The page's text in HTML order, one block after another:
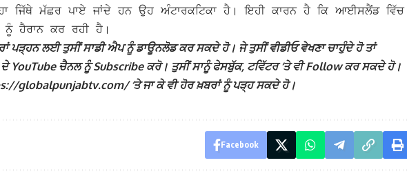
ਜਿੱਥੇ ਮੱਛਰ ਪਾਏ ਜਾਂਦੇ ਹਨ ਉਹ ਅੰਟਾਰਕਟਿਕਾ ਹੈ। ਇਹੀ ਕਾਰਨ ਹੈ ਕਿ ਆਈਸਲੈਂਡ ਵਿੱਚ
ਨੂੰ ਹੈਰਾਨ ਕਰ ਰਹੀ ਹੈ।
ਪੜ੍ਹਨ ਲਈ ਤੁਸੀਂ ਸਾਡੀ ਐਪ ਨੂੰ ਡਾਊਨਲੋਡ ਕਰ ਸਕਦੇ ਹੋ। ਜੇ ਤੁਸੀਂ ਵੀਡੀਓ ਵੇਖਣਾ ਚਾਹੁੰਦੇ ਹੋ ਤਾਂ
YouTube ਚੈਨਲ ਨੂੰ Subscribe ਕਰੋ। ਤੁਸੀਂ ਸਾਨੂੰ ਫੇਸਬੁੱਕ, ਟਵਿੱਟਰ ‘ਤੇ ਵੀ Follow ਕਰ ਸਕਦੇ ਹੋ।
globalpunjabtv.com/ ‘ਤੇ ਜਾ ਕੇ ਵੀ ਹੋਰ ਖ਼ਬਰਾਂ ਨੂੰ ਪੜ੍ਹ ਸਕਦੇ ਹੋ।
Facebook